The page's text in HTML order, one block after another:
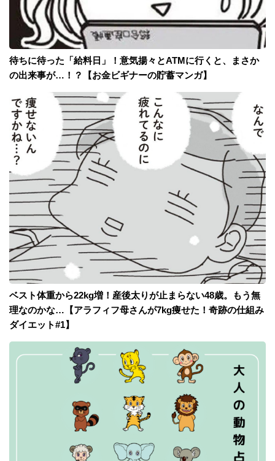
待ちに待った「給料日」！意気揚々とATMに行くと、まさか
の出来事が…！？【お金ビギナーの貯蓄マンガ】
ベスト体重から22kg増！産後太りが止まらない48歳。もう無
理なのかな…【アラフィフ母さんが7kg痩せた！奇跡の仕組み
ダイエット#1】